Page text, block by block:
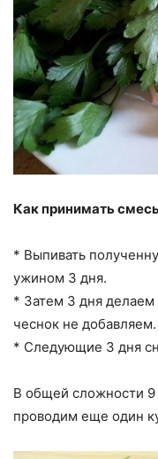
Как принимать
* Выпивать
ужином 3 дня.
* Затем 3 дня делаем
чеснок не добавляем.
* Следующие 3 дня
В общей сложности
проводим еще один